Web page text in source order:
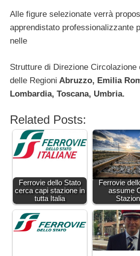
Alle figure selezionate verrà
apprendistato professionalizzante
nelle
Strutture di Direzione Circolazione
delle Regioni Abruzzo, Emilia
Lombardia, Toscana, Umbria.
Related Posts:
Ferrovie dello Stato
cerca capi stazione in
tutta Italia
Ferrovie
assume